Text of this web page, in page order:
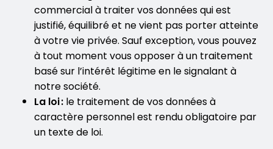
commercial à traiter vos données qui est
justifié, équilibré et ne vient pas porter atteinte
à votre vie privée. Sauf exception, vous pouvez
à tout moment vous opposer à un traitement
basé sur l’intérêt légitime en le signalant à
notre société.
La loi : le traitement de vos données à
caractère personnel est rendu obligatoire par
un texte de loi.